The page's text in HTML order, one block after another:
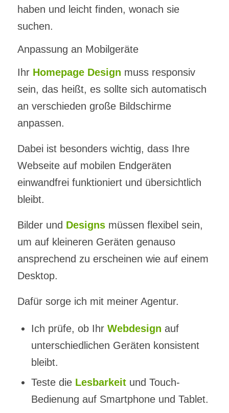
haben und leicht finden, wonach sie
suchen.
Anpassung an Mobilgeräte
Ihr Homepage Design muss responsiv
sein, das heißt, es sollte sich automatisch
an verschieden große Bildschirme
anpassen.
Dabei ist besonders wichtig, dass Ihre
Webseite auf mobilen Endgeräten
einwandfrei funktioniert und übersichtlich
bleibt.
Bilder und Designsmüssen flexibel sein,
um auf kleineren Geräten genauso
ansprechend zu erscheinen wie auf einem
Desktop.
Dafür sorge ich mit meiner Agentur.
Ich prüfe, ob Ihr Webdesign auf
unterschiedlichen Geräten konsistent
bleibt.
Teste die Lesbarkeitund Touch-
Bedienung auf Smartphone und Tablet.